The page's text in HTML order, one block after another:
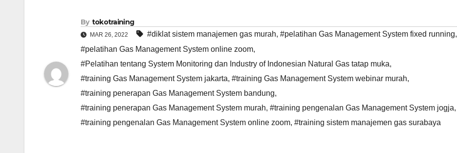
By tokotraining
MAR 26, 2022 #diklat sistem manajemen gas murah, #pelatihan Gas Management System fixed running,
#pelatihan Gas Management System online zoom,
#Pelatihan tentang System Monitoring dan Industry of Indonesian Natural Gas tatap muka,
#training Gas Management System jakarta, #training Gas Management System webinar murah,
#training penerapan Gas Management System bandung,
#training penerapan Gas Management System murah, #training pengenalan Gas Management System jogja,
#training pengenalan Gas Management System online zoom, #training sistem manajemen gas surabaya